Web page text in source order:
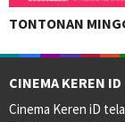
TONTONAN
CINEMA KEREN ID
Cinema Keren iD